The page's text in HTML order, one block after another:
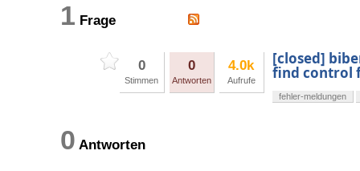
1 Frage
0
Stimmen
0
Antworten
4.0k
Aufrufe
[closed]
find control
fehler-meldungen
0 Antworten